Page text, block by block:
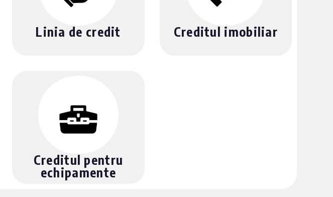
Linia de credit Creditul imobiliar
Creditul pentru
echipamente